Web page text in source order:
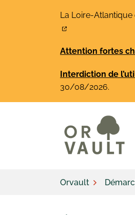
La Loire-Atlantique
Attention fortes
Interdiction de
30/08/2026.
Orvault